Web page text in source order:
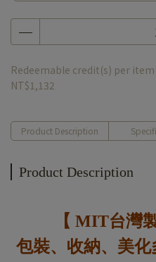
Redeemable credit(s) per item
NT$1,132
Product Description
Product Description
【 MIT台灣
包裝、收納、美